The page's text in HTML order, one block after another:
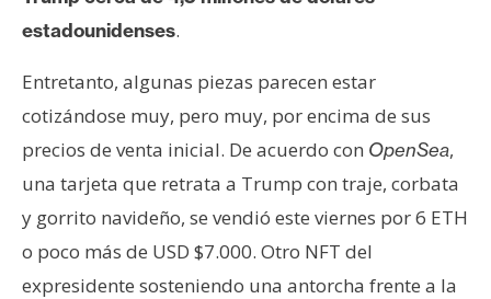
estadounidenses.
Entretanto, algunas piezas parecen estar
cotizándose muy, pero muy, por encima de sus
precios de venta inicial. De acuerdo con OpenSea,
una tarjeta que retrata a Trump con traje, corbata
y gorrito navideño, se vendió este viernes por 6 ETH
o poco más de USD $7.000. Otro NFT del
expresidente sosteniendo una antorcha frente a la